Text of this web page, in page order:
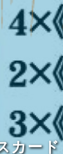
カー